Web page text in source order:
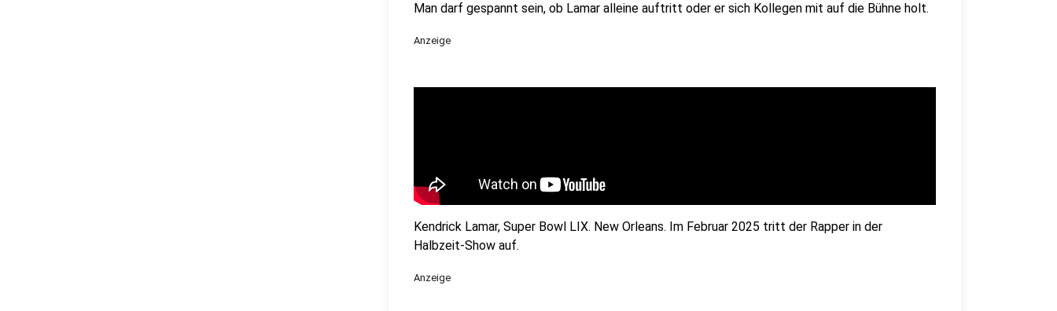
Man darf gespannt sein, ob Lamar alleine auftritt oder er sich Kollegen mit auf die Bühne holt.
Anzeige
Kendrick Lamar, Super Bowl LIX. New Orleans. Im Februar 2025 tritt der Rapper in der
Halbzeit-Show auf.
Anzeige